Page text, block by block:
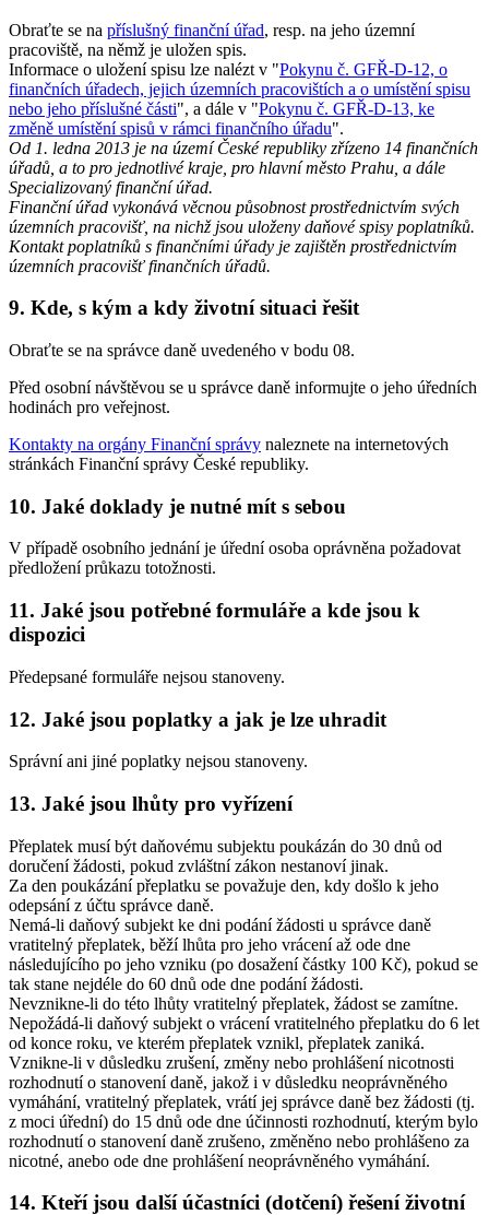
Obraťte se na příslušný finanční úřad, resp. na jeho územní
pracoviště, na němž je uložen spis.
Informace o uložení spisu lze nalézt v "Pokynu č. GFŘ-D-12, o
finančních úřadech, jejich územních pracovištích a o umístění spisu
nebo jeho příslušné části", a dále v "Pokynu č. GFŘ-D-13, ke
změně umístění spisů v rámci finančního úřadu".
Od 1. ledna 2013 je na území České republiky zřízeno 14 finančních
úřadů, a to pro jednotlivé kraje, pro hlavní město Prahu, a dále
Specializovaný finanční úřad.
Finanční úřad vykonává věcnou působnost prostřednictvím svých
územních pracovišť, na nichž jsou uloženy daňové spisy poplatníků.
Kontakt poplatníků s finančními úřady je zajištěn prostřednictvím
územních pracovišť finančních úřadů.
9. Kde, s kým a kdy životní situaci řešit
Obraťte se na správce daně uvedeného v bodu 08.
Před osobní návštěvou se u správce daně informujte o jeho úředních
hodinách pro veřejnost.
Kontakty na orgány Finanční správy naleznete na internetových
stránkách Finanční správy České republiky.
10. Jaké doklady je nutné mít s sebou
V případě osobního jednání je úřední osoba oprávněna požadovat
předložení průkazu totožnosti.
11. Jaké jsou potřebné formuláře a kde jsou k
dispozici
Předepsané formuláře nejsou stanoveny.
12. Jaké jsou poplatky a jak je lze uhradit
Správní ani jiné poplatky nejsou stanoveny.
13. Jaké jsou lhůty pro vyřízení
Přeplatek musí být daňovému subjektu poukázán do 30 dnů od
doručení žádosti, pokud zvláštní zákon nestanoví jinak.
Za den poukázání přeplatku se považuje den, kdy došlo k jeho
odepsání z účtu správce daně.
Nemá-li daňový subjekt ke dni podání žádosti u správce daně
vratitelný přeplatek, běží lhůta pro jeho vrácení až ode dne
následujícího po jeho vzniku (po dosažení částky 100 Kč), pokud se
tak stane nejdéle do 60 dnů ode dne podání žádosti.
Nevznikne-li do této lhůty vratitelný přeplatek, žádost se zamítne.
Nepožádá-li daňový subjekt o vrácení vratitelného přeplatku do 6 let
od konce roku, ve kterém přeplatek vznikl, přeplatek zaniká.
Vznikne-li v důsledku zrušení, změny nebo prohlášení nicotnosti
rozhodnutí o stanovení daně, jakož i v důsledku neoprávněného
vymáhání, vratitelný přeplatek, vrátí jej správce daně bez žádosti (tj.
z moci úřední) do 15 dnů ode dne účinnosti rozhodnutí, kterým bylo
rozhodnutí o stanovení daně zrušeno, změněno nebo prohlášeno za
nicotné, anebo ode dne prohlášení neoprávněného vymáhání.
14. Kteří jsou další účastníci (dotčení) řešení životní